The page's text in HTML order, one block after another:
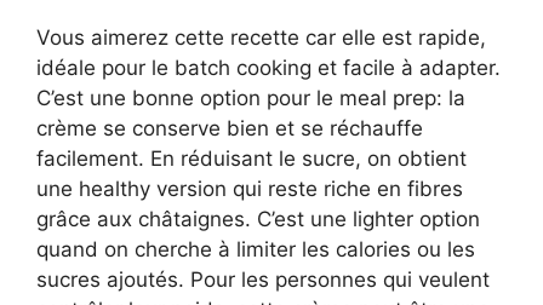
Vous aimerez cette recette car elle est rapide,
idéale pour le batch cooking et facile à adapter.
C’est une bonne option pour le meal prep: la
crème se conserve bien et se réchauffe
facilement. En réduisant le sucre, on obtient
une healthy version qui reste riche en fibres
grâce aux châtaignes. C’est une lighter option
quand on cherche à limiter les calories ou les
sucres ajoutés. Pour les personnes qui veulent